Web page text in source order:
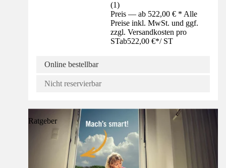
(1)
Preis — ab 522,00 € * Alle
Preise inkl. MwSt. und ggf.
zzgl. Versandkosten pro
STab522,00 €*/ ST
Online bestellbar
Nicht reservierbar
Ratgeber